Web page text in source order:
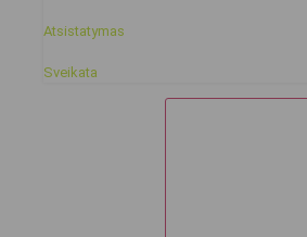
Atsistatymas
Sveikata